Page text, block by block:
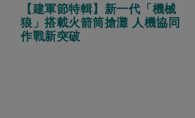
【建軍節特輯】新一代「機械
狼」搭載火箭筒搶灘 人機協同
作戰新突破